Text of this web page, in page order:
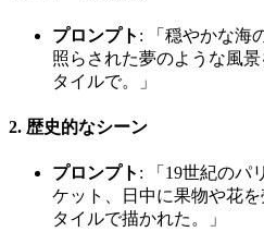
プロンプト : 「穏やかな海
照らされた夢のような風
タイルで。」
2. 歴史的なシーン
プロンプト : 「19世紀のパ
ケット、日中に果物や花
タイルで描かれた。」